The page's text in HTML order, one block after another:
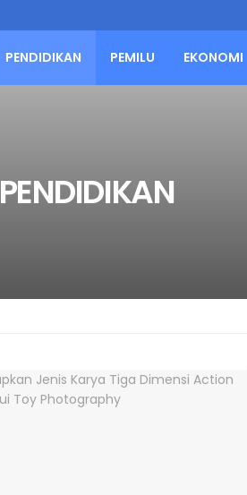
PENDIDIKAN PEMILU EKONOMI
PENDIDIKAN